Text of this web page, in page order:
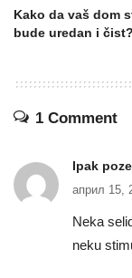
Kako da vaš dom
bude uredan i čist?
1 Comment
Ipak
април 15,
Neka
neku